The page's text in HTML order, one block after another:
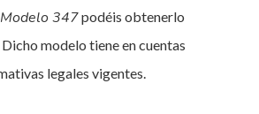
347podéis obtenerlo
modelo tiene en cuentas
legales vigentes.